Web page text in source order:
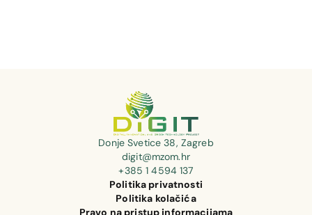
Donje Svetice 38, Zagreb
digit@mzom.hr
+385 1 4594 137
Politika privatnosti
Politika kolačića
Pravo na pristup informacijama